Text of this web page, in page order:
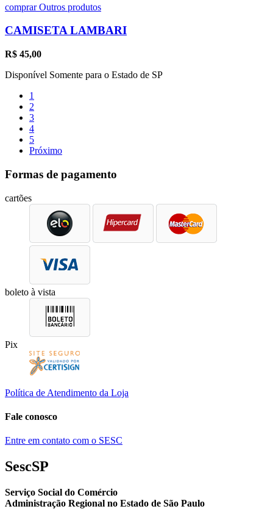
comprarOutros produtos
CAMISETA LAMBARI
R$ 45,00
Disponível Somente para o Estado de SP
1
2
3
4
5
Próximo
Formas de pagamento
cartões
boleto à vista
Pix
Política de Atendimento da Loja
Fale conosco
Entre em contato com o SESC
SescSP
Serviço Social do Comércio
Administração Regional no Estado de São Paulo